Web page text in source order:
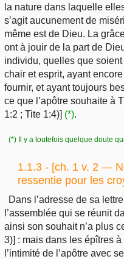
la nature dans laquelle
s’agit aucunement de
même est de Dieu. La
ont à jouir de la part de
individu, quelles que
chair et esprit, ayant
fournir, et ayant toujours
ce que l’apôtre souhaite à
1:2 ; Tite 1:4)] (*).
(*) Il y a toutefois quelque doute
1.1.3 - [ch. 1 v. 2 —
ressentie pour les
Dans l’adresse de sa
l’assemblée qui se réunit
ainsi son souhait n’a plus
3)] : mais dans les épîtres
l’intimité de l’apôtre avec